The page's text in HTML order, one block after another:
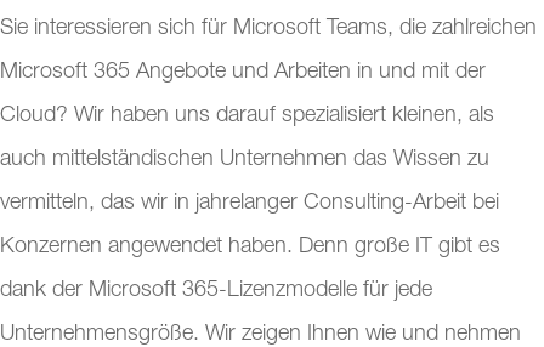
Sie interessieren sich für Microsoft Teams, die zahlreichen
Microsoft 365 Angebote und Arbeiten in und mit der
Cloud? Wir haben uns darauf spezialisiert kleinen, als
auch mittelständischen Unternehmen das Wissen zu
vermitteln, das wir in jahrelanger Consulting-Arbeit bei
Konzernen angewendet haben. Denn große IT gibt es
dank der Microsoft 365-Lizenzmodelle für jede
Unternehmensgröße. Wir zeigen Ihnen wie und nehmen